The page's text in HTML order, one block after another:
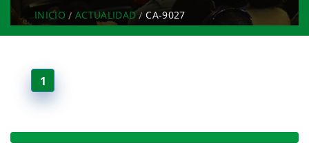
INICIO ACTUALIDAD CA-9027
1